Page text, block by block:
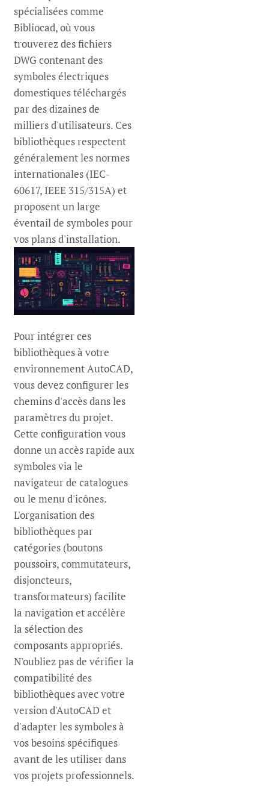
spécialisées comme
Bibliocad, où vous
trouverez des fichiers
DWG contenant des
symboles électriques
domestiques téléchargés
par des dizaines de
milliers d'utilisateurs. Ces
bibliothèques respectent
généralement les normes
internationales (IEC-
60617, IEEE 315/315A) et
proposent un large
éventail de symboles pour
vos plans d'installation.
Pour intégrer ces
bibliothèques à votre
environnement AutoCAD,
vous devez configurer les
chemins d'accès dans les
paramètres du projet.
Cette configuration vous
donne un accès rapide aux
symboles via le
navigateur de catalogues
ou le menu d'icônes.
L'organisation des
bibliothèques par
catégories (boutons
poussoirs, commutateurs,
disjoncteurs,
transformateurs) facilite
la navigation et accélère
la sélection des
composants appropriés.
N'oubliez pas de vérifier la
compatibilité des
bibliothèques avec votre
version d'AutoCAD et
d'adapter les symboles à
vos besoins spécifiques
avant de les utiliser dans
vos projets professionnels.